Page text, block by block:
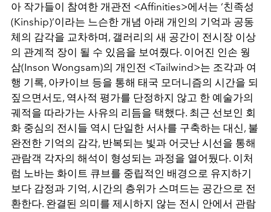
아 작가들이 참여한 개관전 <Affinities>에서는 ‘친족성
(Kinship)’이라는 느슨한 개념 아래 개인의 기억과 공동
체의 감각을 교차하며, 갤러리의 새 공간이 전시장 이상
의 관계적 장이 될 수 있음을 보여줬다. 이어진 인손 웡
삼(Inson Wongsam)의 개인전 <Tailwind>는 조각과 여
행 기록, 아카이브 등을 통해 태국 모더니즘의 시간을 되
짚으면서도, 역사적 평가를 단정하지 않고 한 예술가의
궤적을 따라가는 사유의 리듬을 택했다. 최근 선보인 회
화 중심의 전시들 역시 단일한 서사를 구축하는 대신, 불
완전한 기억의 감각, 반복되는 빛과 어긋난 시선을 통해
관람객 각자의 해석이 형성되는 과정을 열어뒀다. 이처
럼 노바는 화이트 큐브를 중립적인 배경으로 유지하기
보다 감정과 기억, 시간의 층위가 스며드는 공간으로 전
환한다. 완결된 의미를 제시하지 않는 전시 안에서 관람